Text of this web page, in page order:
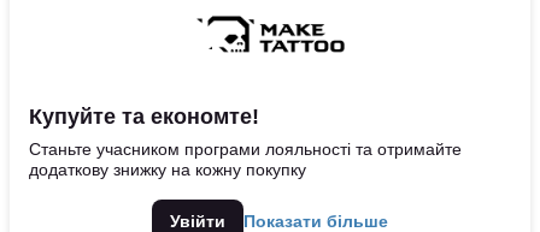
Купуйте та економте!
Станьте учасником програми лояльності та отримайте
додаткову знижку на кожну покупку
Увійти Показати більше